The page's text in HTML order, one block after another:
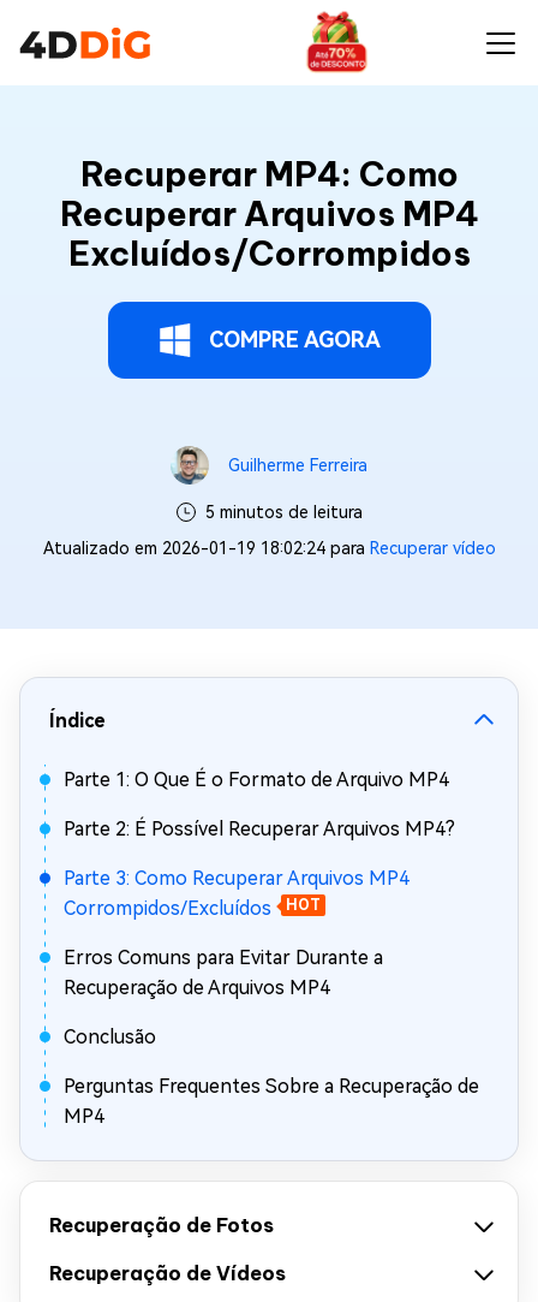
Recuperar MP4: Como
Recuperar Arquivos MP4
Excluídos/Corrompidos
COMPRE AGORA
Guilherme Ferreira
5 minutos de leitura
Atualizado em 2026-01-19 18:02:24 para Recuperar vídeo
Índice
Parte 1: O Que É o Formato de Arquivo MP4
Parte 2: É Possível Recuperar Arquivos MP4?
Parte 3: Como Recuperar Arquivos MP4
Corrompidos/Excluídos
HOT
Erros Comuns para Evitar Durante a
Recuperação de Arquivos MP4
Conclusão
Perguntas Frequentes Sobre a Recuperação de
MP4
Recuperação de Fotos
Recuperação de Vídeos